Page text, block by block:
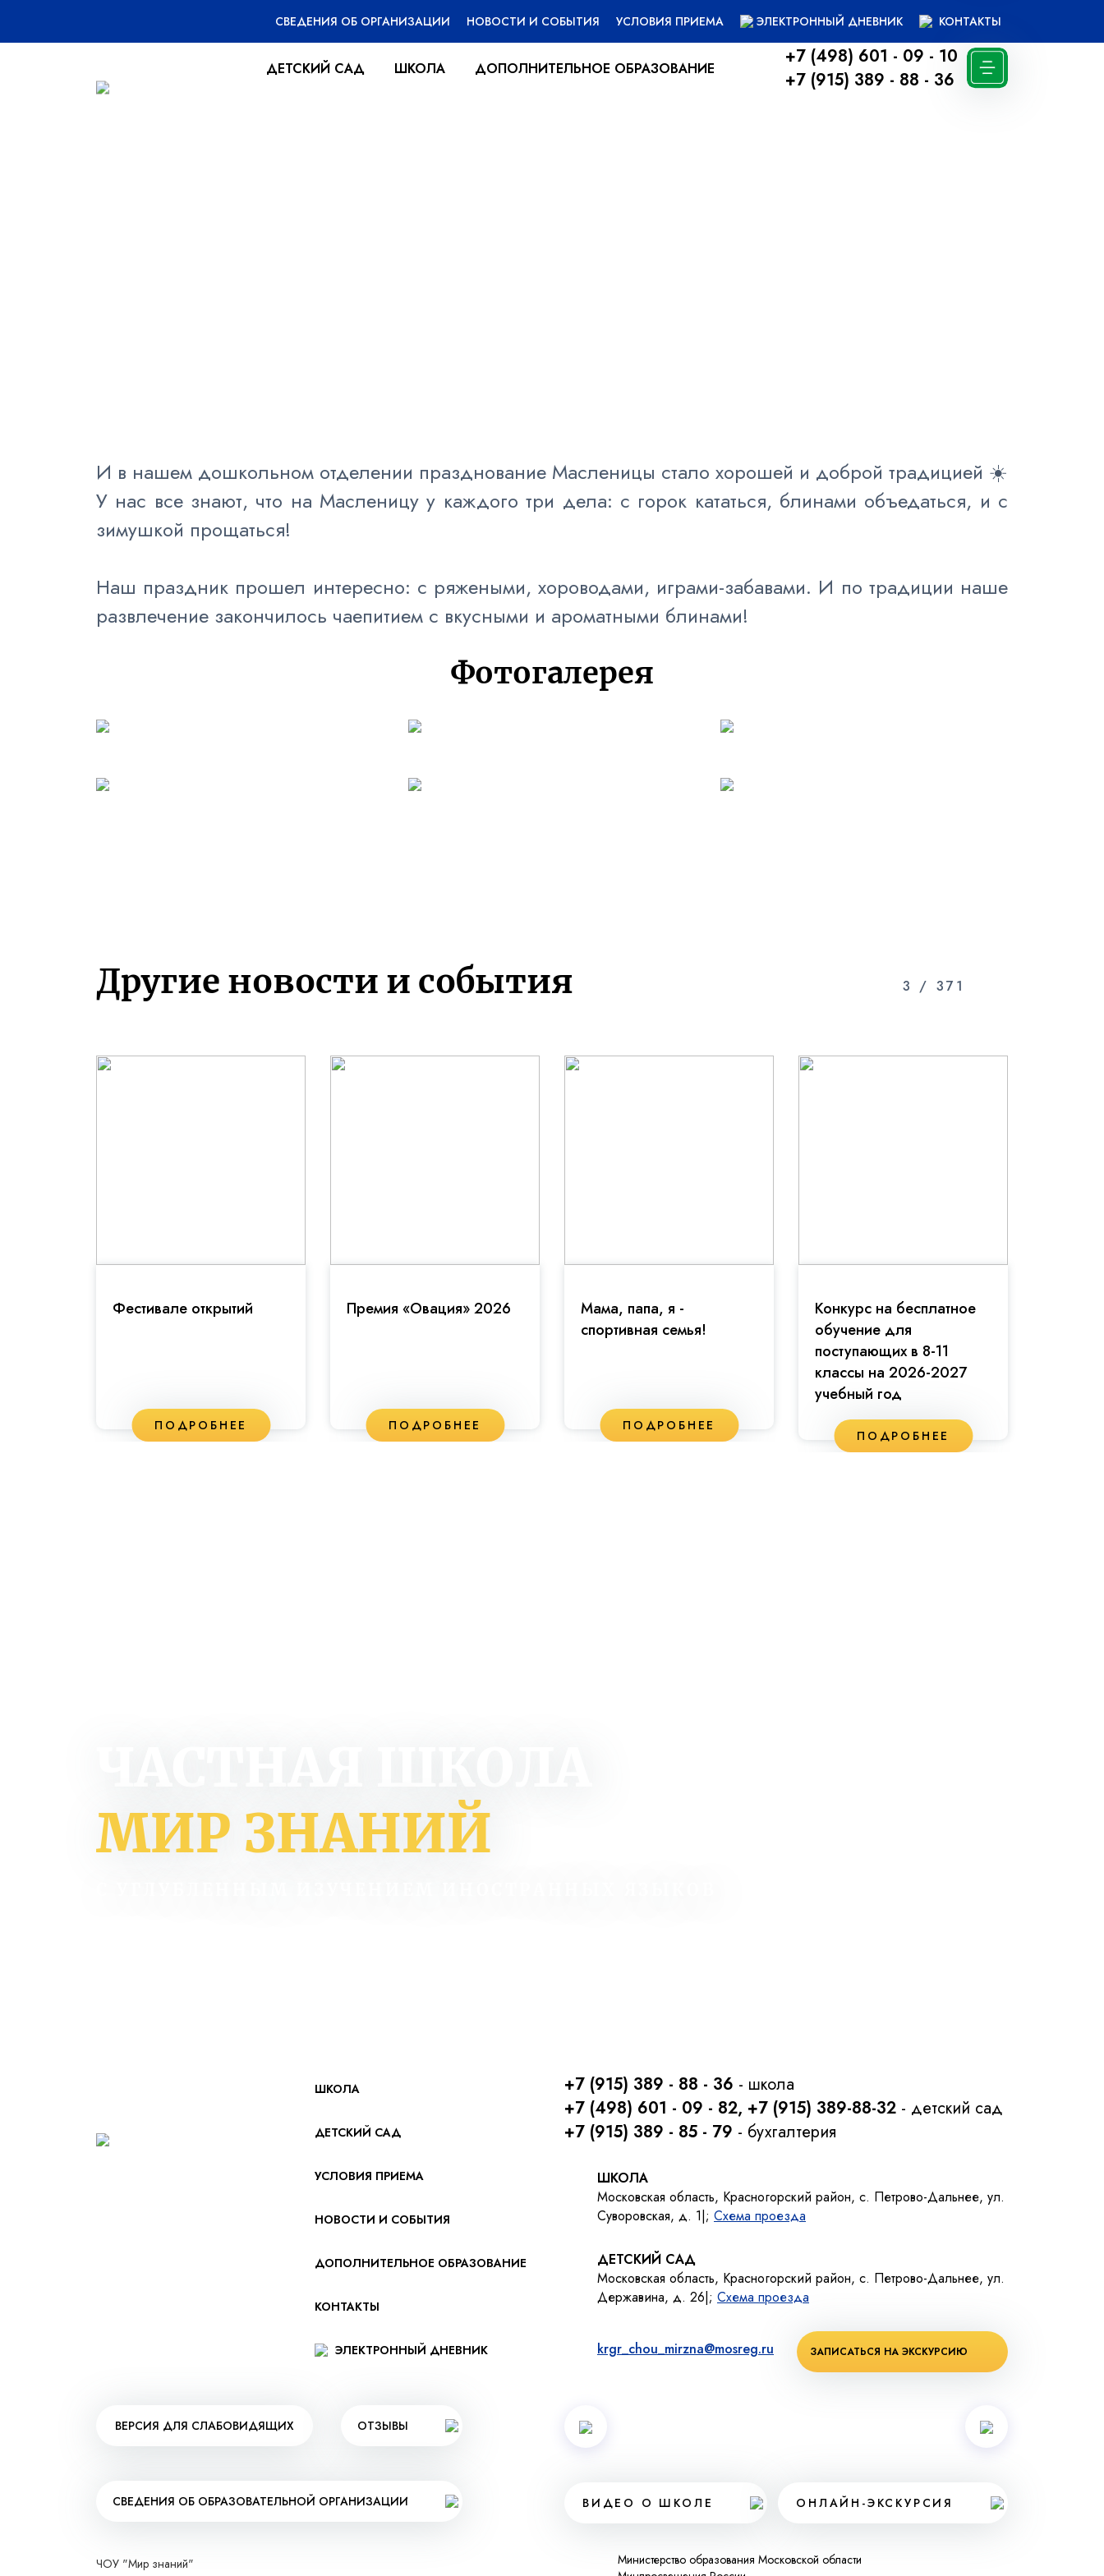
СВЕДЕНИЯ ОБ ОРГАНИЗАЦИИ НОВОСТИ И СОБЫТИЯ УСЛОВИЯ ПРИЕМА ЭЛЕКТРОННЫЙ ДНЕВНИК КОНТАКТЫ
ДЕТСКИЙ САД ШКОЛА ДОПОЛНИТЕЛЬНОЕ ОБРАЗОВАНИЕ
+7 (498) 601 - 09 - 10
+7 (915) 389 - 88 - 36
И в нашем дошкольном отделении празднование Масленицы стало хорошей и доброй традицией ☀️
У нас все знают, что на Масленицу у каждого три дела: с горок кататься, блинами объедаться, и с
зимушкой прощаться!
Наш праздник прошел интересно: с ряжеными, хороводами, играми-забавами. И по традиции наше
развлечение закончилось чаепитием с вкусными и ароматными блинами!
Фотогалерея
Другие новости и события 3 / 371
Фестивале открытий
ПОДРОБНЕЕ
Премия «Овация» 2026
ПОДРОБНЕЕ
Мама, папа, я -
спортивная семья!
ПОДРОБНЕЕ
Конкурс на бесплатное
обучение для
поступающих в 8-11
классы на 2026-2027
учебный год
ПОДРОБНЕЕ
МИР ЗНАНИЙ
ШКОЛА
ДЕТСКИЙ САД
УСЛОВИЯ ПРИЕМА
НОВОСТИ И СОБЫТИЯ
ДОПОЛНИТЕЛЬНОЕ ОБРАЗОВАНИЕ
КОНТАКТЫ
ЭЛЕКТРОННЫЙ ДНЕВНИК
+7 (915) 389 - 88 - 36 - школа
+7 (498) 601 - 09 - 82, +7 (915) 389-88-32 - детский сад
+7 (915) 389 - 85 - 79 - бухгалтерия
ШКОЛА
Московская область, Красногорский район, с. Петрово-Дальнее, ул.
Суворовская, д. 1|; Схема проезда
ДЕТСКИЙ САД
Московская область, Красногорский район, с. Петрово-Дальнее, ул.
Державина, д. 26|; Схема проезда
krgr_chou_mirzna@mosreg.ru ЗАПИСАТЬСЯ НА ЭКСКУРСИЮ
ВЕРСИЯ ДЛЯ СЛАБОВИДЯЩИХ ОТЗЫВЫ
СВЕДЕНИЯ ОБ ОБРАЗОВАТЕЛЬНОЙ ОРГАНИЗАЦИИ ВИДЕО О ШКОЛЕ ОНЛАЙН-ЭКСКУРСИЯ
ЧОУ "Мир знаний"
Министерство образования Московской области